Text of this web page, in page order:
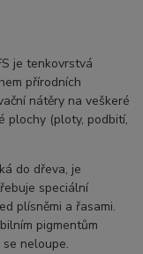
je tenkovrstvá
přírodních
nátěry na veškeré
plochy (ploty, podbití,
do dřeva, je
speciální
plísněmi a řasami.
pigmentům
neloupe.